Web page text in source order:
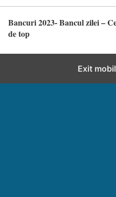
Bancuri 2023- Bancul zilei –
de top
Exit